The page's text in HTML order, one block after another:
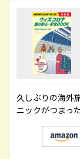
久しぶりの海外
ニックがつまっ